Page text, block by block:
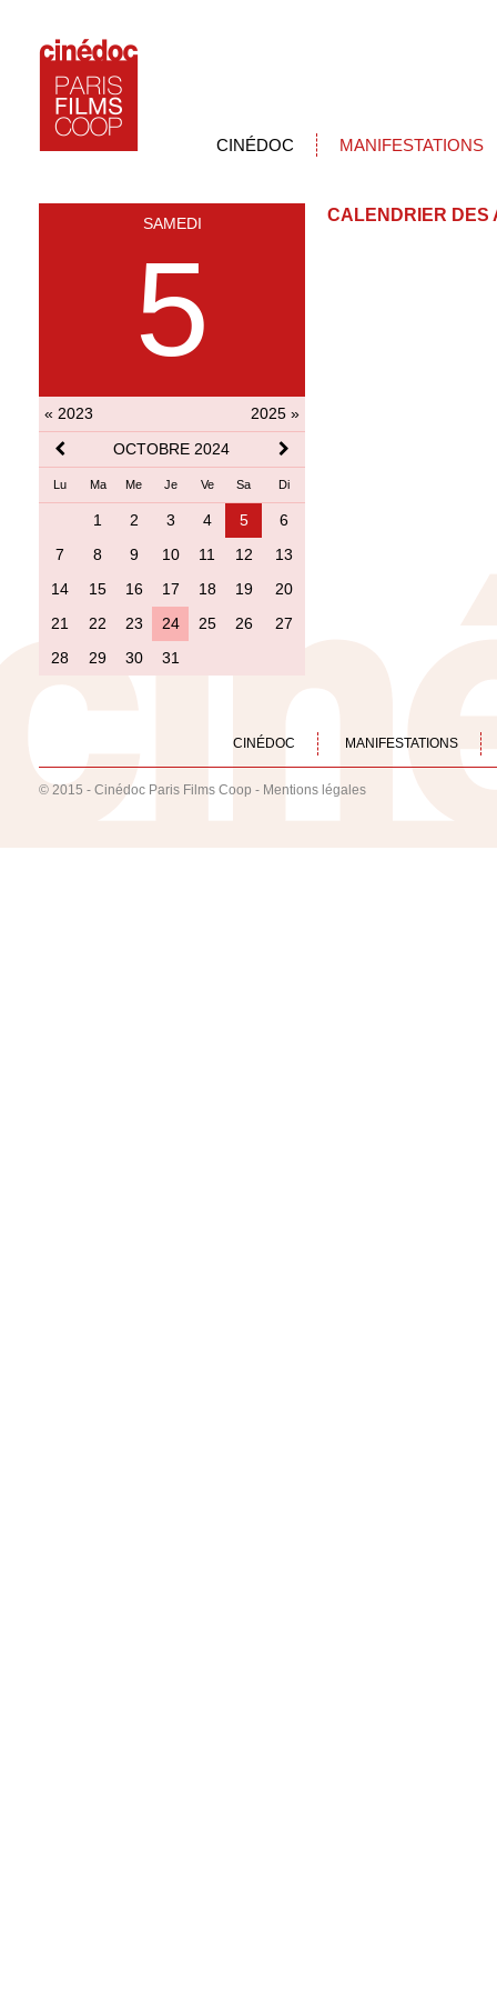
CINÉDOC MANIFESTATIONS
SAMEDI
5
« 2023
2025 »
OCTOBRE 2024
Lu Ma Me Je Ve Sa Di
1 2 3 4 5
6
7
8 9 10 11 12
13
14
15 16 17 18 19
20
21
22 23 24 25 26
27
28
29 30 31
CALENDRIER DES
CINÉDOC MANIFESTATIONS
© 2015 - Cinédoc Paris Films Coop - Mentions légales